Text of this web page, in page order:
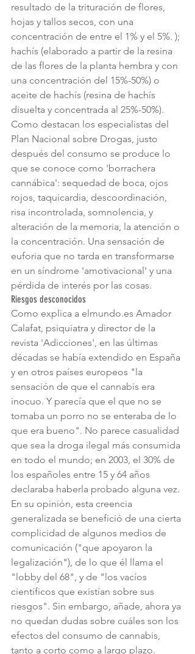
resultado de la trituración de flores,
hojas y tallos secos, con una
concentración de entre el 1% y el 5%. );
hachís (elaborado a partir de la resina
de las flores de la planta hembra y con
una concentración del 15%-50%) o
aceite de hachís (resina de hachís
disuelta y concentrada al 25%-50%).
Como destacan los especialistas del
Plan Nacional sobre Drogas, justo
después del consumo se produce lo
que se conoce como 'borrachera
cannábica': sequedad de boca, ojos
rojos, taquicardia, descoordinación,
risa incontrolada, somnolencia, y
alteración de la memoria, la atención o
la concentración. Una sensación de
euforia que no tarda en transformarse
en un síndrome 'amotivacional' y una
pérdida de interés por las cosas.
Riesgos desconocidos
Como explica a elmundo.es Amador
Calafat, psiquiatra y director de la
revista 'Adicciones', en las últimas
décadas se había extendido en España
y en otros países europeos "la
sensación de que el cannabis era
inocuo. Y parecía que el que no se
tomaba un porro no se enteraba de lo
que era bueno". No parece casualidad
que sea la droga ilegal más consumida
en todo el mundo; en 2003, el 30% de
los españoles entre 15 y 64 años
declaraba haberla probado alguna vez.
En su opinión, esta creencia
generalizada se benefició de una cierta
complicidad de algunos medios de
comunicación ("que apoyaron la
legalización"), de lo que él llama el
"lobby del 68", y de "los vacíos
científicos que existían sobre sus
riesgos". Sin embargo, añade, ahora ya
no quedan dudas sobre cuáles son los
efectos del consumo de cannabis,
tanto a corto como a largo plazo.